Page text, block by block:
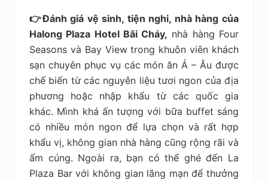
👉Đánh giá vệ sinh, tiện nghi, nhà hàng của
Halong Plaza Hotel Bãi Cháy, nhà hàng Four
Seasons và Bay View trong khuôn viên khách
sạn chuyên phục vụ các món ăn Á – Âu được
chế biến từ các nguyên liệu tươi ngon của địa
phương hoặc nhập khẩu từ các quốc gia
khác. Mình khá ấn tượng với bữa buffet sáng
có nhiều món ngon để lựa chọn và rất hợp
khẩu vị, không gian nhà hàng cũng rộng rãi và
ấm cúng. Ngoài ra, bạn có thể ghé đến La
Plaza Bar với không gian lãng mạn để thưởng